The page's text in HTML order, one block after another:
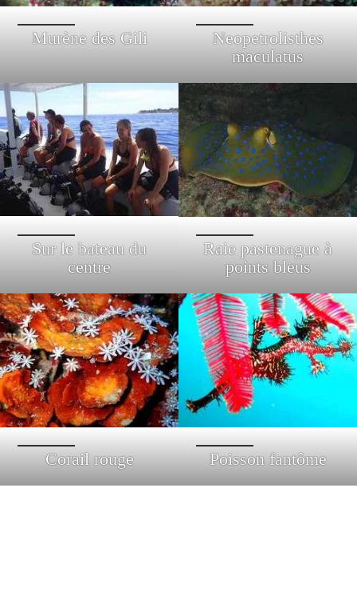
Murène des Gili
Neopetrolisthes
maculatus
Sur le bateau du
centre
Raie pastenague à
points bleus
Corail rouge Poisson fantôme